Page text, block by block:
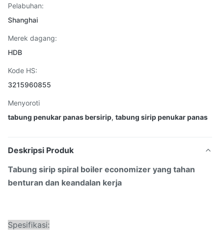
Pelabuhan:
Shanghai
Merek dagang:
HDB
Kode HS:
3215960855
Menyoroti
tabung penukar panas bersirip, tabung sirip penukar panas
Deskripsi Produk
Tabung sirip spiral boiler economizer yang tahan
benturan dan keandalan kerja
Spesifikasi: